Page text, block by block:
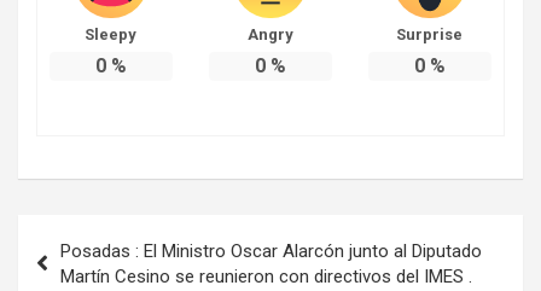
Sleepy
0%
Angry
0%
Surprise
0%
de
Posadas : El Ministro Oscar Alarcón junto al Diputado
Martín Cesino se reunieron con directivos del IMES .